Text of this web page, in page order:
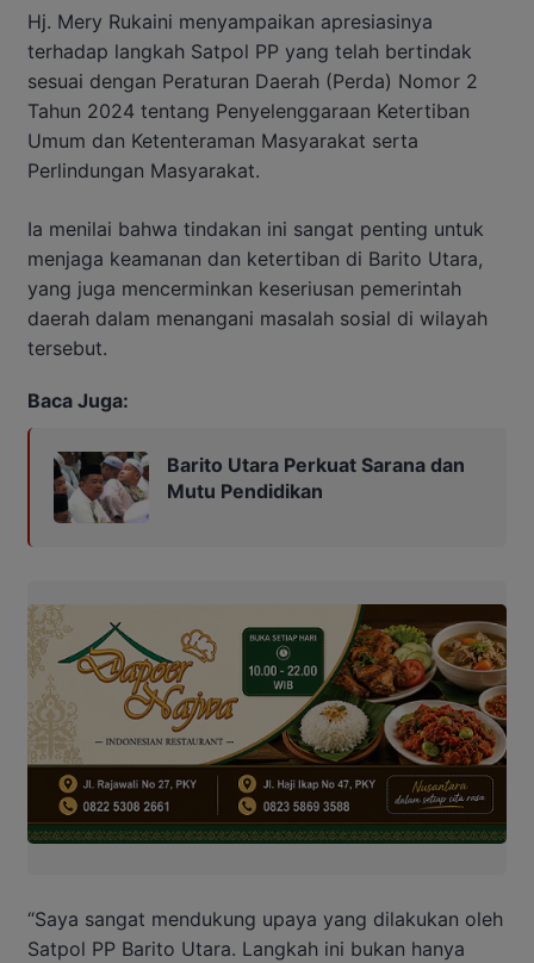
Hj. Mery Rukaini menyampaikan apresiasinya
terhadap langkah Satpol PP yang telah bertindak
sesuai dengan Peraturan Daerah (Perda) Nomor 2
Tahun 2024 tentang Penyelenggaraan Ketertiban
Umum dan Ketenteraman Masyarakat serta
Perlindungan Masyarakat.
Ia menilai bahwa tindakan ini sangat penting untuk
menjaga keamanan dan ketertiban di Barito Utara,
yang juga mencerminkan keseriusan pemerintah
daerah dalam menangani masalah sosial di wilayah
tersebut.
Baca Juga:
Barito Utara Perkuat Sarana dan
Mutu Pendidikan
“Saya sangat mendukung upaya yang dilakukan oleh
Satpol PP Barito Utara. Langkah ini bukan hanya